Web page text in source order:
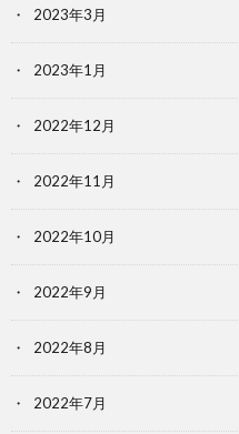
2023年3月
2023年1月
2022年12月
2022年11月
2022年10月
2022年9月
2022年8月
2022年7月